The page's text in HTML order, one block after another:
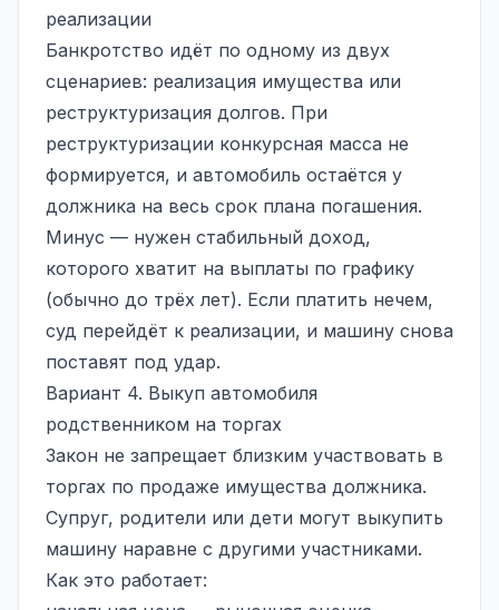
реализации
Банкротство идёт по одному из двух
сценариев: реализация имущества или
реструктуризация долгов. При
реструктуризации конкурсная масса не
формируется, и автомобиль остаётся у
должника на весь срок плана погашения.
Минус — нужен стабильный доход,
которого хватит на выплаты по графику
(обычно до трёх лет). Если платить нечем,
суд перейдёт к реализации, и машину снова
поставят под удар.
Вариант 4. Выкуп автомобиля
родственником на торгах
Закон не запрещает близким участвовать в
торгах по продаже имущества должника.
Супруг, родители или дети могут выкупить
машину наравне с другими участниками.
Как это работает: